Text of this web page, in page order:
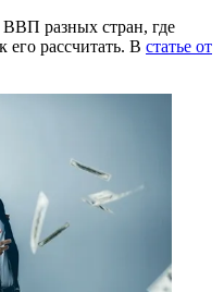
разных стран, где
его рассчитать. В статье от